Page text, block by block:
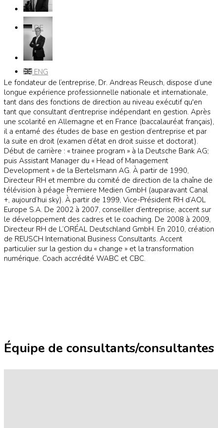
DE
ENG
Le fondateur de l‘entreprise, Dr. Andreas Reusch, dispose d‘une
longue expérience professionnelle nationale et internationale,
tant dans des fonctions de direction au niveau exécutif qu'en
tant que consultant d’entreprise indépendant en gestion. Après
une scolarité en Allemagne et en France (baccalauréat français),
il a entamé des études de base en gestion d‘entreprise et par
la suite en droit (examen d‘état en droit suisse et doctorat).
Début de carrière : « trainee program » à la Deutsche Bank AG;
puis Assistant Manager du « Head of Management
Development » de la Bertelsmann AG. À partir de 1990,
Directeur RH et membre du comité de direction de la chaîne de
télévision à péage Premiere Medien GmbH (auparavant Canal
+, aujourd‘hui sky). À partir de 1999, Vice-Président RH d’AOL
Europe S.A. De 2002 à 2007, conseiller d’entreprise, accent sur
le développement des cadres et le coaching. De 2008 à 2009,
Directeur RH de L’ORÉAL Deutschland GmbH. En 2010, création
de REUSCH International Business Consultants. Accent
particulier sur la gestion du « change » et la transformation
numérique. Coach accrédité WABC et CBC.
Équipe de consultants/consultantes